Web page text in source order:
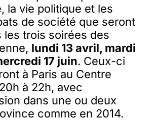
la vie politique et les
de société que seront
les trois soirées des
lundi 13 avril, mardi
17 juin. Ceux-ci
à Paris au Centre
à 22h, avec
dans une ou deux
comme en 2014.